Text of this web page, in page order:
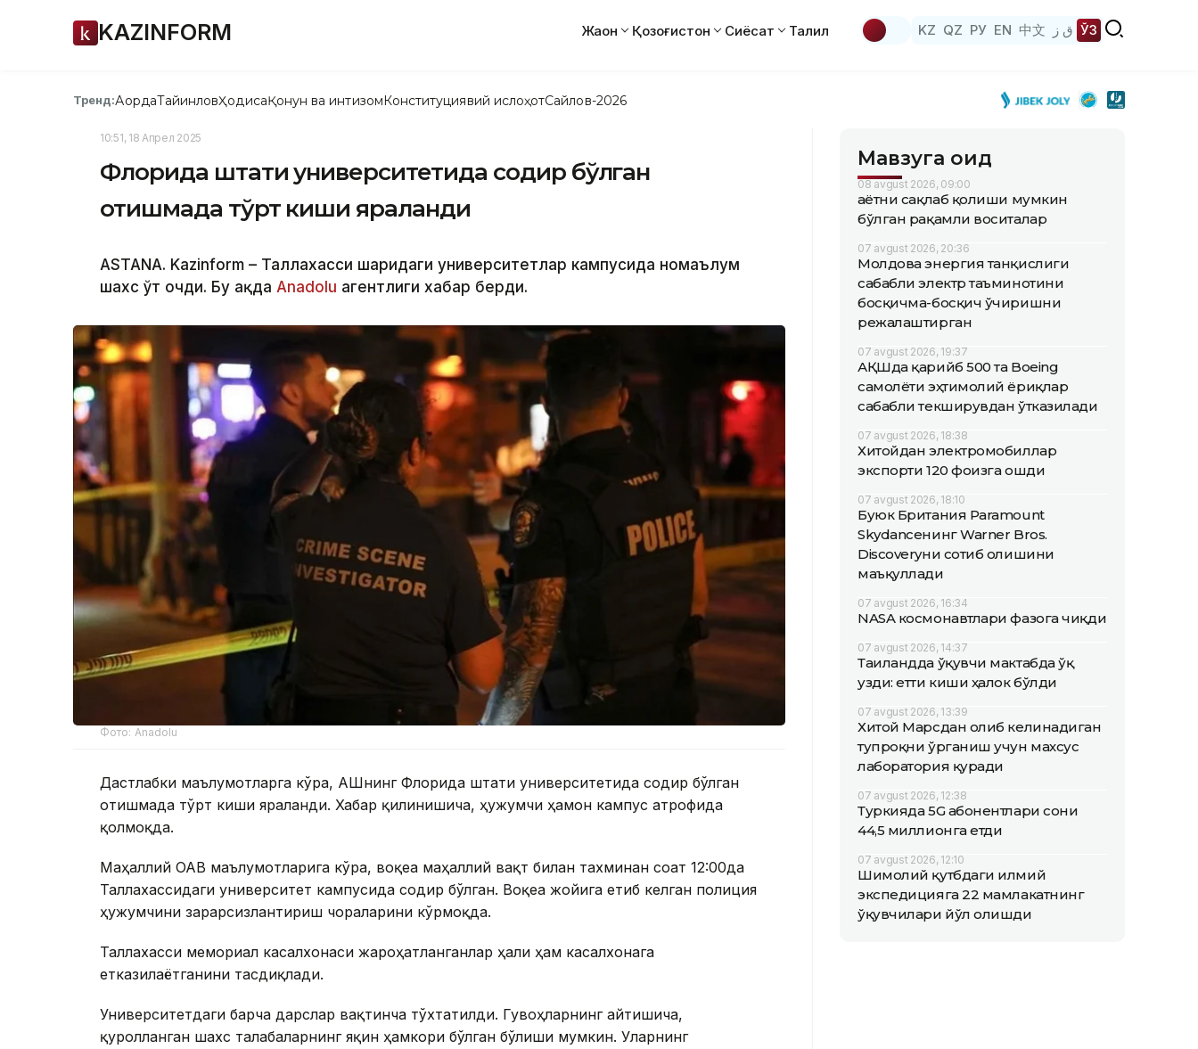
KAZINFORM Жаҳон Қозоғистон Сиёсат Таҳлил KZ QZ РУ EN 中文 ق ز ЎЗ
Тренд:АқордаТайинловҲодисаҚонун ва интизомКонституциявий ислоҳотСайлов-2026
10:51, 18 Апрел 2025
Флорида штати университетида содир бўлган
отишмада тўрт киши яраланди
ASTANA. Kazinform – Таллахасси шаҳридаги университетлар кампусида номаълум
шахс ўт очди. Бу ҳақда Anadolu агентлиги хабар берди.
Фото: Anadolu
Дастлабки маълумотларга кўра, АҚШнинг Флорида штати университетида содир бўлган
отишмада тўрт киши яраланди. Хабар қилинишича, ҳужумчи ҳамон кампус атрофида
қолмоқда.
Маҳаллий ОАВ маълумотларига кўра, воқеа маҳаллий вақт билан тахминан соат 12:00да
Таллахассидаги университет кампусида содир бўлган. Воқеа жойига етиб келган полиция
ҳужумчини зарарсизлантириш чораларини кўрмоқда.
Таллахасси мемориал касалхонаси жароҳатланганлар ҳали ҳам касалхонага
етказилаётганини тасдиқлади.
Университетдаги барча дарслар вақтинча тўхтатилди. Гувоҳларнинг айтишича,
қуролланган шахс талабаларнинг яқин ҳамкори бўлган бўлиши мумкин. Уларнинг
Мавзуга оид
08 avgust 2026, 09:00
Ҳаётни сақлаб қолиши мумкин
бўлган рақамли воситалар
07 avgust 2026, 20:36
Молдова энергия танқислиги
сабабли электр таъминотини
босқичма-босқич ўчиришни
режалаштирган
07 avgust 2026, 19:37
АҚШда қарийб 500 та Boeing
самолёти эҳтимолий ёриқлар
сабабли текширувдан ўтказилади
07 avgust 2026, 18:38
Хитойдан электромобиллар
экспорти 120 фоизга ошди
07 avgust 2026, 18:10
Буюк Британия Paramount
Skydanceнинг Warner Bros.
Discoveryни сотиб олишини
маъқуллади
07 avgust 2026, 16:34
NASA космонавтлари фазога чиқди
07 avgust 2026, 14:37
Таиландда ўқувчи мактабда ўқ
узди: етти киши ҳалок бўлди
07 avgust 2026, 13:39
Хитой Марсдан олиб келинадиган
тупроқни ўрганиш учун махсус
лаборатория қуради
07 avgust 2026, 12:38
Туркияда 5G абонентлари сони
44,5 миллионга етди
07 avgust 2026, 12:10
Шимолий қутбдаги илмий
экспедицияга 22 мамлакатнинг
ўқувчилари йўл олишди